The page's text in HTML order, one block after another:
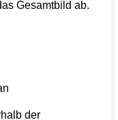
Gesamtbild ab.
der